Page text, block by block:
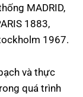
MADRID,
1883,
1967.
và thực
quá trình